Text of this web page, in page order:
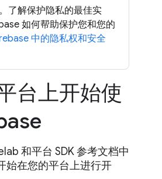
了解保护隐私的最佳实
如何帮助保护您和您的
中的隐私权和安全
台上开始使
和平台 SDK 参考文档中
始在您的平台上进行开